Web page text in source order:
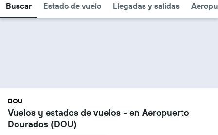
Buscar Estado de vuelo Llegadas y salidas
DOU
Vuelos y estados de vuelos - en Aeropuerto
Dourados (DOU)